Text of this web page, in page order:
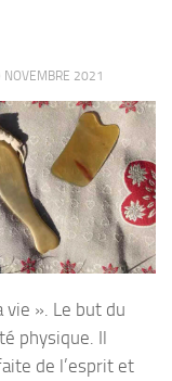
NOVEMBRE 2021
vie ». Le but du
physique. Il
de l’esprit et